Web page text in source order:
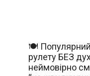
🍽️
рулету БЕЗ
неймовірно